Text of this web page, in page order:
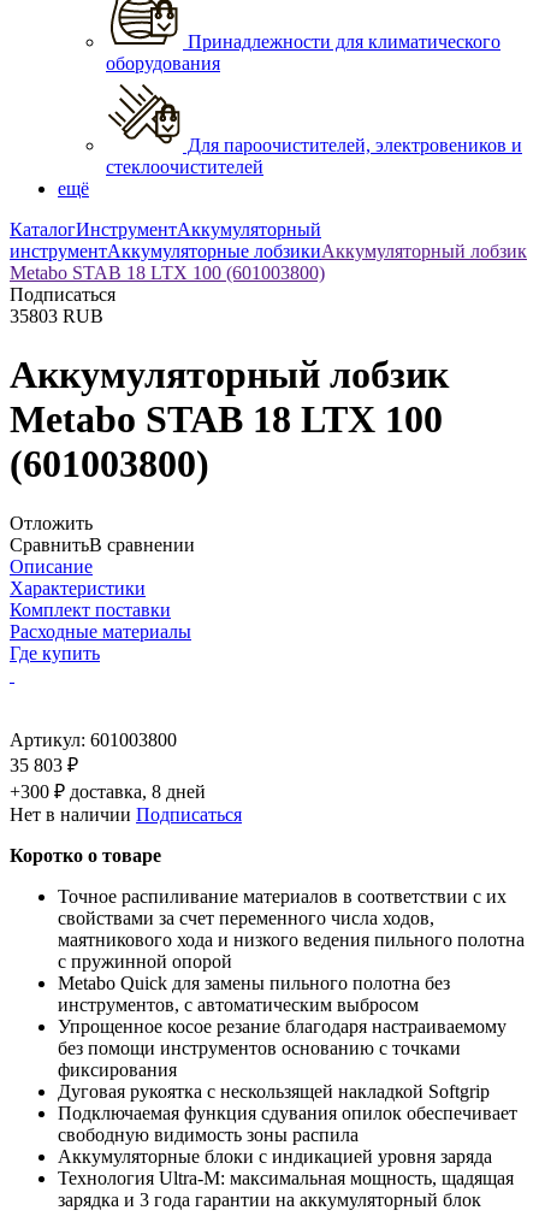
Принадлежности для климатического
оборудования
Для пароочистителей, электровеников и
стеклоочистителей
ещё
КаталогИнструментАккумуляторный
инструментАккумуляторные лобзикиАккумуляторный лобзик
Metabo STAB 18 LTX 100 (601003800)
Подписаться
35803 RUB
Аккумуляторный лобзик
Metabo STAB 18 LTX 100
(601003800)
Отложить
СравнитьВ сравнении
Описание
Характеристики
Комплект поставки
Расходные материалы
Где купить
Артикул: 601003800
35 803 ₽
+300 ₽ доставка, 8 дней
Нет в наличии Подписаться
Коротко о товаре
Точное распиливание материалов в соответствии с их
свойствами за счет переменного числа ходов,
маятникового хода и низкого ведения пильного полотна
с пружинной опорой
Metabo Quick для замены пильного полотна без
инструментов, с автоматическим выбросом
Упрощенное косое резание благодаря настраиваемому
без помощи инструментов основанию с точками
фиксирования
Дуговая рукоятка с нескользящей накладкой Softgrip
Подключаемая функция сдувания опилок обеспечивает
свободную видимость зоны распила
Аккумуляторные блоки с индикацией уровня заряда
Технология Ultra-M: максимальная мощность, щадящая
зарядка и 3 года гарантии на аккумуляторный блок